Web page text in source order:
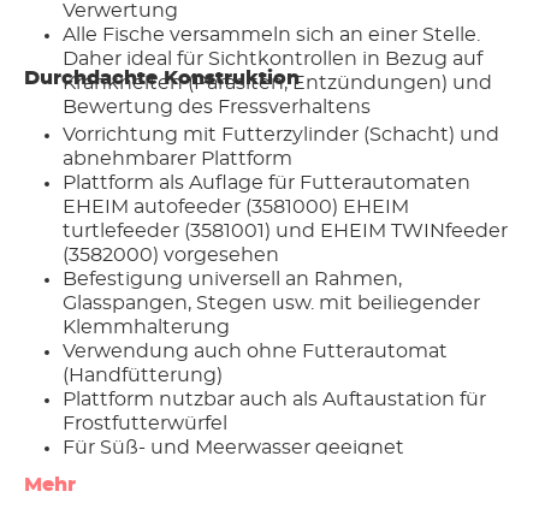
Verwertung
Alle Fische versammeln sich an einer Stelle.
Daher ideal für Sichtkontrollen in Bezug auf
Krankheiten (Parasiten, Entzündungen) und
Bewertung des Fressverhaltens
Durchdachte Konstruktion
Vorrichtung mit Futterzylinder (Schacht) und
abnehmbarer Plattform
Plattform als Auflage für Futterautomaten
EHEIM autofeeder (3581000) EHEIM
turtlefeeder (3581001) und EHEIM TWINfeeder
(3582000) vorgesehen
Befestigung universell an Rahmen,
Glasspangen, Stegen usw. mit beiliegender
Klemmhalterung
Verwendung auch ohne Futterautomat
(Handfütterung)
Plattform nutzbar auch als Auftaustation für
Frostfutterwürfel
Für Süß- und Meerwasser geeignet
Mehr